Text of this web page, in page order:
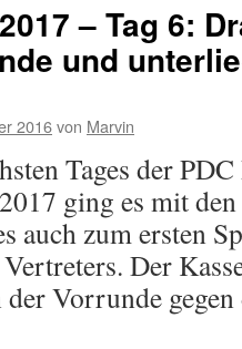
2017
–
Tag
Suljovic
bezwingt
Meulenkamp
Lerchbacher
gewinnt
Vorrunde
– Tag 6:
und
2016von Marvin
Tages der
ging es mit
auch zum ersten
Der
der Vorrunde